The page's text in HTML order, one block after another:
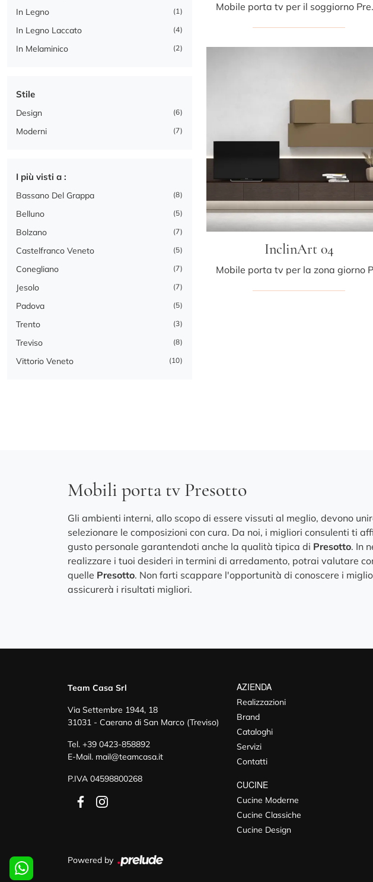
In Legno 1
In Legno Laccato 4
In Melaminico 2
Stile
Design 6
Moderni 7
I più visti a :
Bassano Del Grappa 8
Belluno 5
Bolzano 7
Castelfranco Veneto 5
Conegliano 7
Jesolo 7
Padova 5
Trento 3
Treviso 8
Vittorio Veneto 10
Mobile porta tv per
InclinArt 04
Mobili porta tv Presotto
Gli ambienti interni, allo scopo di essere vissuti al meglio, devono
selezionare le composizioni con cura. Da noi, i migliori consulenti ti
gusto personale garantendoti anche la qualità tipica di Presotto. In
realizzare i tuoi desideri in termini di arredamento, potrai valutare
quelle Presotto. Non farti scappare l'opportunità di conoscere i
assicurerà i risultati migliori.
Team Casa Srl
Via Settembre 1944, 18
31031 - Caerano di San Marco (Treviso)
Tel. +39 0423-858892
E-Mail. mail@teamcasa.it
P.IVA 04598800268
AZIENDA
Realizzazioni
Brand
Cataloghi
Servizi
Contatti
CUCINE
Cucine Moderne
Cucine Classiche
Cucine Design
Powered by